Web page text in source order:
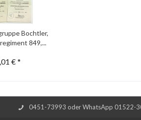
Bochtler,
849,...
€ *
0451-73993 oder WhatsApp 01522-